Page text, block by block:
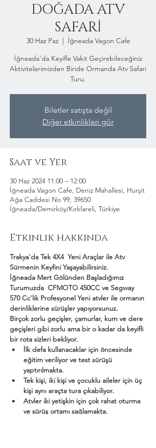
DOĞADA ATV
SAFARİ
30 Haz Paz
  |
İğneada Vagon Cafe
İğneada'da Keyifle Vakit Geçirebileceğiniz
Aktivitelerimizden Biride Ormanda Atv Safari
Turu.
Biletler satışta değil
Diğer etkinlikleri gör
Saat ve Yer
30 Haz 2024 11:00 – 12:00
İğneada Vagon Cafe, Deniz Mahallesi, Hurşit
Ağa Caddesi No 99, 39650
İğneada/Demirköy/Kırklareli, Türkiye
Etkinlik hakkında
Trakya'da Tek 4X4  Yeni Araçlar ile Atv
Sürmenin Keyfini Yaşayabilirsiniz.
İğneada Mert Gölünden Başladığımız
Turumuzda  CFMOTO 450CC ve Segway
570 Cc'lik Profesyonel Yeni atvler ile ormanın
derinliklerine sürüşler yapıyorsunuz.
Birçok zorlu geçişler, çamurlar, kum ve dere
geçişleri gibi zorlu ama bir o kadar da keyifli
bir rota sizleri bekliyor.
İlk defa kullanacaklar için öncesinde
eğitim veriliyor ve test sürüşü
yaptırılmakta.
Tek kişi, iki kişi ve çocuklu aileler için üç
kişi aynı araçta tura çıkabiliyor.
Atvler iki yetişkin için çok rahat oturma
ve sürüş ortamı sağlamakta.